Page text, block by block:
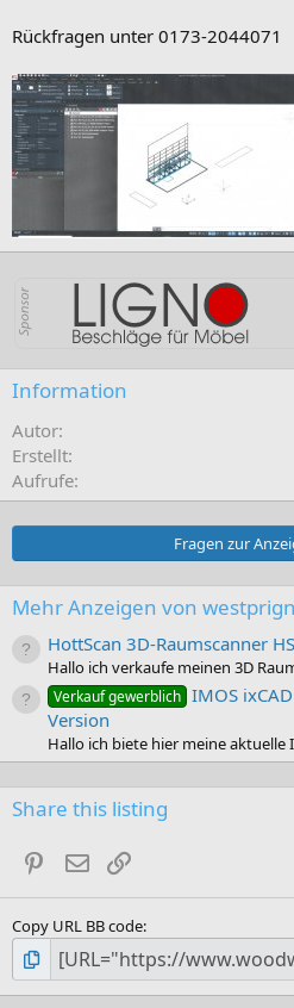
Rückfragen unter 0173-2044071
Information
Autor
Erstellt
Aufrufe
Fragen zur
Mehr Anzeigen von
HottScan 3D-Raumscanner
Hallo ich verkaufe meinen 3D
Verkauf gewerblich IMOS
Version
Hallo ich biete hier meine aktuelle
Share this listing
Pinterest
E-Mail
Copy URL BB code